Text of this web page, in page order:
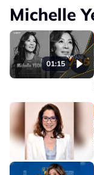
Michelle
01:15